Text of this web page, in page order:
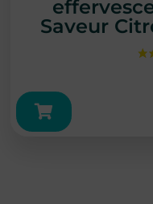
Saveur